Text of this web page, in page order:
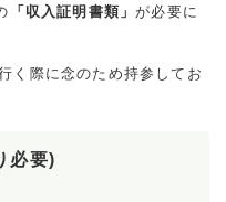
「収入証明書類」が必要に
く際に念のため持参してお
必要)